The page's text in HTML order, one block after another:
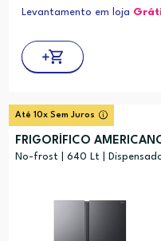
Levantamento em loja
Até 10x Sem Juros
FRIGORÍFICO
No-frost | 640 Lt |